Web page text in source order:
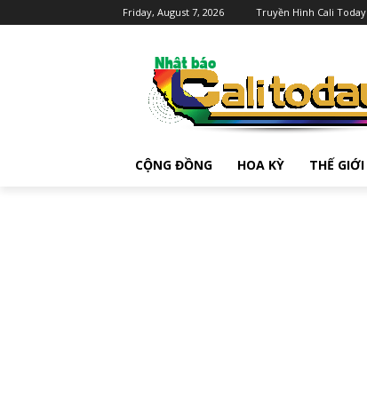
Friday, August 7, 2026 Truyền Hình Cali Today
CỘNG ĐỒNG HOA KỲ THẾ GIỚI